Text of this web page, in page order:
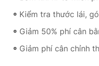
Kiểm tra thước lái,
Giảm 50% phí cân
Giảm phí cân chỉnh